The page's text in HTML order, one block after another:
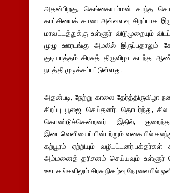
அதன்பிறகு, கெங்கையம்மன் சாந்த
காட்சியைக் காண அவ்வளவு சிறப்பாக
மாவட்டத்துக்கு உள்ளூர் விடுமுறையும்
முழு ஊரடங்கு அமலில் இருப்பதாலும்
குடியாத்தம் சிரசுத் திருவிழா
நடத்தி முடிக்கப்பட்டுள்ளது.
அதன்படி, நேற்று காலை தேர்த்திருவிழா
சிறப்பு பூஜை செய்தனர். தொடர்ந்து,
கொண்டுச்சென்றனர். இதில்,
இடைவெளியைப் பின்பற்றும் வகையில்
கற்பூரம் ஏற்றியும்
அம்மனைத் தரிசனம் செய்யவும் உள்ளூர்
ஊடகங்களிலும் சிரசு நிகழ்வு நேரலையில்